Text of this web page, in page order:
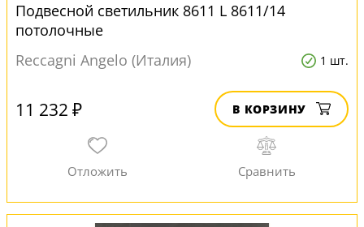
Подвесной светильник 8611 L 8611/14
потолочные
Reccagni Angelo (Италия)
1 шт.
11 232 ₽ В КОРЗИНУ